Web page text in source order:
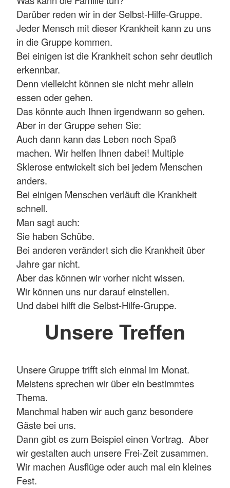
Darüber reden wir in der Selbst-Hilfe-Gruppe.
Jeder Mensch mit dieser Krankheit kann zu uns
in die Gruppe kommen.
Bei einigen ist die Krankheit schon sehr deutlich
erkennbar.
Denn vielleicht können sie nicht mehr allein
essen oder gehen.
Das könnte auch Ihnen irgendwann so gehen.
Aber in der Gruppe sehen Sie:
Auch dann kann das Leben noch Spaß
machen. Wir helfen Ihnen dabei! Multiple
Sklerose entwickelt sich bei jedem Menschen
anders.
Bei einigen Menschen verläuft die Krankheit
schnell.
Man sagt auch:
Sie haben Schübe.
Bei anderen verändert sich die Krankheit über
Jahre gar nicht.
Aber das können wir vorher nicht wissen.
Wir können uns nur darauf einstellen.
Und dabei hilft die Selbst-Hilfe-Gruppe.
Unsere Treffen
Unsere Gruppe trifft sich einmal im Monat.
Meistens sprechen wir über ein bestimmtes
Thema.
Manchmal haben wir auch ganz besondere
Gäste bei uns.
Dann gibt es zum Beispiel einen Vortrag. Aber
wir gestalten auch unsere Frei-Zeit zusammen.
Wir machen Ausflüge oder auch mal ein kleines
Fest.